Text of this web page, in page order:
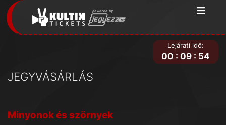
JEGYVÁSÁRLÁS
Lejárati idő:
00 : 09 : 54
Minyonok és szörnyek